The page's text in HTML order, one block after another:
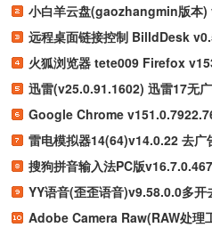
小白羊云盘(gaozhangmin版本)
远程桌面链接控制 BilldDesk
火狐浏览器 tete009 Firefox
迅雷(v25.0.91.1602) 迅雷17无
Google Chrome
雷电模拟器14(64)v14.0.22 去广
搜狗拼音输入法PC版
YY语音(歪歪语音)v9.58.0.0多开
Adobe Camera Raw(RAW处理